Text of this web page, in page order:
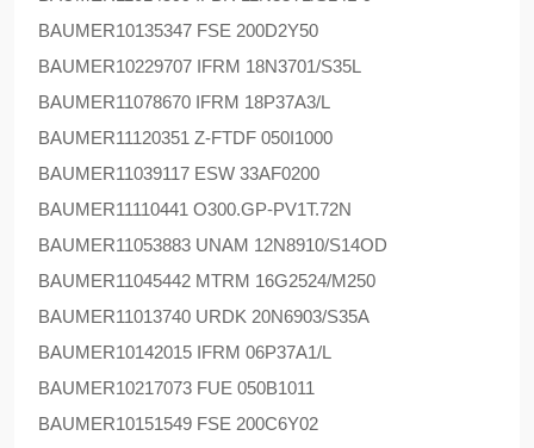
BAUMER10135347 FSE 200D2Y50
BAUMER10229707 IFRM 18N3701/S35L
BAUMER11078670 IFRM 18P37A3/L
BAUMER11120351 Z-FTDF 050I1000
BAUMER11039117 ESW 33AF0200
BAUMER11110441 O300.GP-PV1T.72N
BAUMER11053883 UNAM 12N8910/S14OD
BAUMER11045442 MTRM 16G2524/M250
BAUMER11013740 URDK 20N6903/S35A
BAUMER10142015 IFRM 06P37A1/L
BAUMER10217073 FUE 050B1011
BAUMER10151549 FSE 200C6Y02